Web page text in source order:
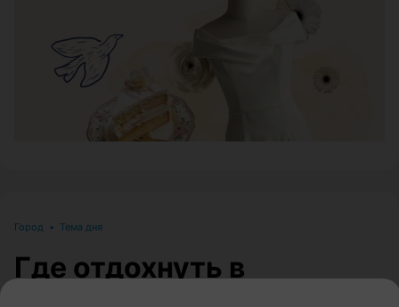
Город • Тема дня
Где отдохнуть в